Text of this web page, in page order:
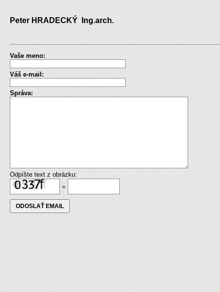
Peter HRADECKÝ Ing.arch.
Vaše meno:
Váš e-mail:
Správa:
Odpíšte text z obrázku:
=